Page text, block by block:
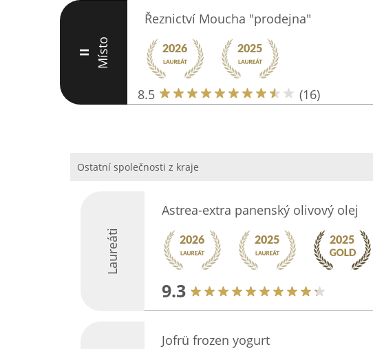
II Místo
Řeznictví Moucha "prodejna"
8.5 (16)
Ostatní společnosti z kraje
Laureáti
Astrea-extra panenský olivový olej
9.3
Jofrü frozen yogurt